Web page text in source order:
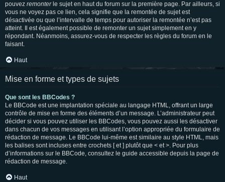
pouvez remonterle sujet en haut du forum sur la première page. Par ailleurs, si
vous ne voyez pas ce lien, cela signifie que la remontée de sujet est
désactivée ou que l’intervalle de temps pour autoriser la remontée n’est pas
atteint. Il est également possible de remonter un sujet simplement en y
répondant. Néanmoins, assurez-vous de respecter les règles du forum en le
faisant.
Haut
Mise en forme et types de sujets
Que sont les BBCodes ?
Le BBCode est une implantation spéciale au langage HTML, offrant un large
contrôle de mise en forme des éléments d’un message. L’administrateur peut
décider si vous pouvez utiliser les BBCodes, vous pouvez aussi les désactiver
dans chacun de vos messages en utilisant l’option appropriée du formulaire de
rédaction de message. Le BBCode lui-même est similaire au style HTML, mais
les balises sont incluses entre crochets [ et ] plutôt que < et >. Pour plus
d’informations sur le BBCode, consultez le guide accessible depuis la page de
rédaction de message.
Haut